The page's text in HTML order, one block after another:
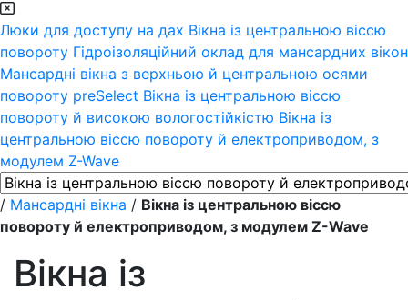
Люки для доступу на дах Вікна із центральною віссю
повороту Гідроізоляційний оклад для мансардних вікон
Мансардні вікна з верхньою й центральною осями
повороту preSelect Вікна із центральною віссю
повороту й високою вологостійкістю Вікна із
центральною віссю повороту й електроприводом, з
модулем Z-Wave
/ Мансардні вікна / Вікна із центральною віссю
повороту й електроприводом, з модулем Z-Wave
Вікна із